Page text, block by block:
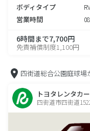
ボディタイプ
営業時間
6時間まで7,700円
免責補償制度1,100円
四街道総合公園庭球場
トヨタレンタカ
四街道市四街道